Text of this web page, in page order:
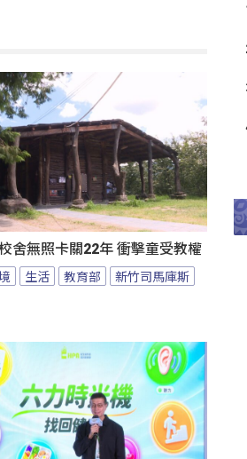
舍無照卡關22年 衝擊童受教權
生活 教育部 新竹司馬庫斯